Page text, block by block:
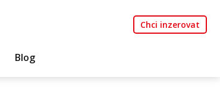
Chci inzerovat
Blog